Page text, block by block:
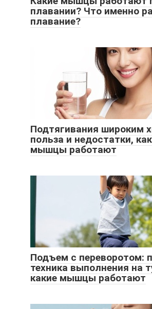
плавании? Что именно
плавание?
Подтягивания широким
польза и недостатки,
мышцы работают
Подъем с переворотом:
техника выполнения на
какие мышцы работают